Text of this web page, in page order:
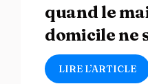
quand le
domicile ne
LIRE L’ARTICLE